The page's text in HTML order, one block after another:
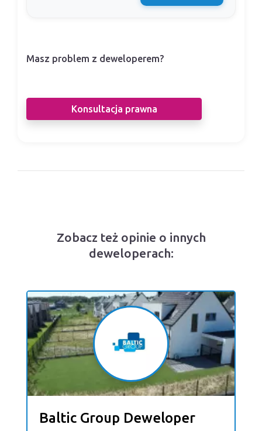
Masz problem z deweloperem?
Konsultacja prawna
Zobacz też opinie o innych
deweloperach:
Baltic Group Deweloper